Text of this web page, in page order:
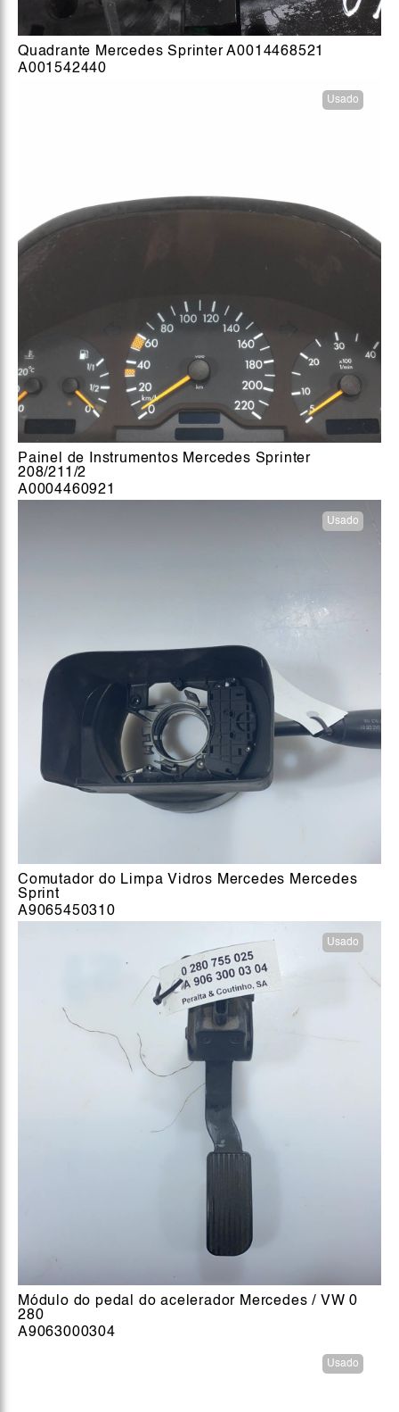
Quadrante Mercedes Sprinter A0014468521
A001542440
Usado
Painel de Instrumentos Mercedes Sprinter
208/211/2
A0004460921
Usado
Comutador do Limpa Vidros Mercedes Mercedes
Sprint
A9065450310
Usado
Módulo do pedal do acelerador Mercedes / VW 0
280
A9063000304
Usado